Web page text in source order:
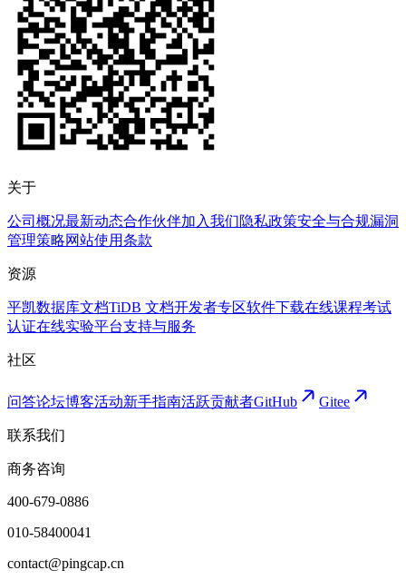
关于
公司概况最新动态合作伙伴加入我们隐私政策安全与合规漏洞
管理策略网站使用条款
资源
平凯数据库文档TiDB 文档开发者专区软件下载在线课程考试
认证在线实验平台支持与服务
社区
问答论坛博客活动新手指南活跃贡献者GitHub Gitee
联系我们
商务咨询
400-679-0886
010-58400041
contact@pingcap.cn